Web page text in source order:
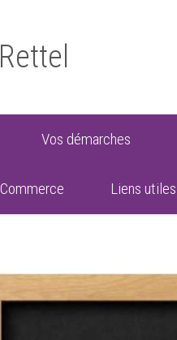
Vos démarches
Liens utiles